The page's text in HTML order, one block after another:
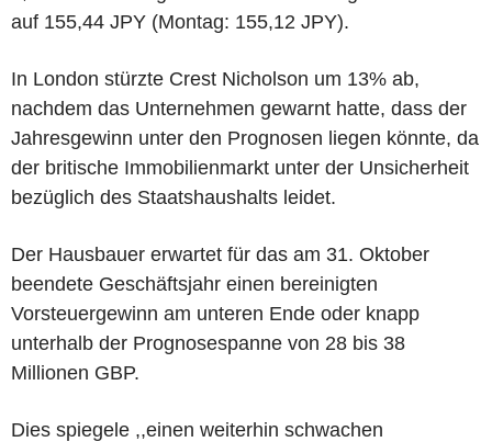
auf 155,44 JPY (Montag: 155,12 JPY).
In London stürzte Crest Nicholson um 13% ab,
nachdem das Unternehmen gewarnt hatte, dass der
Jahresgewinn unter den Prognosen liegen könnte, da
der britische Immobilienmarkt unter der Unsicherheit
bezüglich des Staatshaushalts leidet.
Der Hausbauer erwartet für das am 31. Oktober
beendete Geschäftsjahr einen bereinigten
Vorsteuergewinn am unteren Ende oder knapp
unterhalb der Prognosespanne von 28 bis 38
Millionen GBP.
Dies spiegele ,,einen weiterhin schwachen